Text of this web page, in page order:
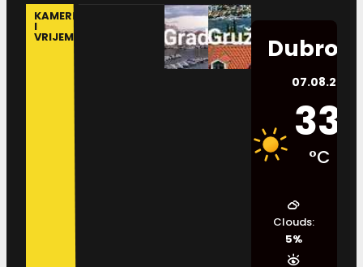
KAMERE
I
VRIJEME
07.08.2026.
33
°C
Clouds:
5%